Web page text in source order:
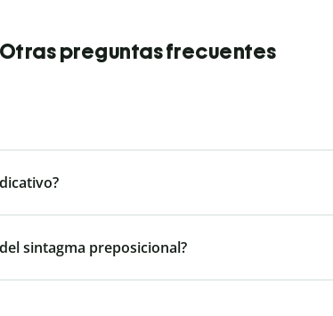
preguntas frecuentes
sintagma preposicional?